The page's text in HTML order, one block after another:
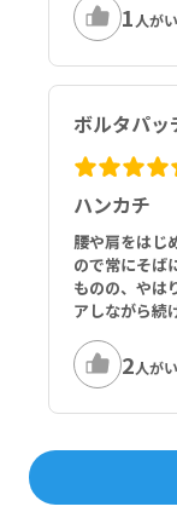
1 人が
ボルタパッ
ハンカチ
腰や肩をはじ
ので常にそば
ものの、やは
アしながら続
2人が